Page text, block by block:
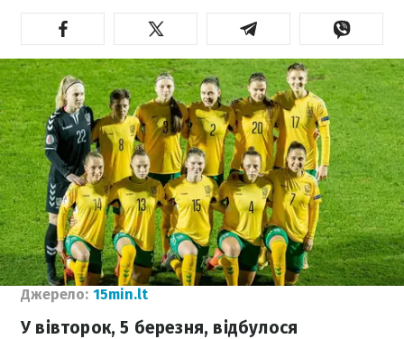
Джерело: 15min.lt
У вівторок, 5 березня, відбулося